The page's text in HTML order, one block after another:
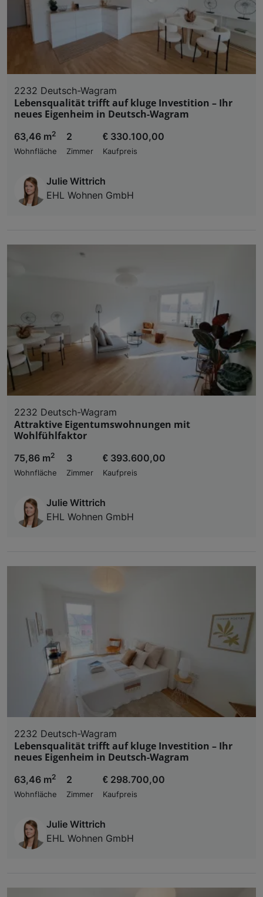
2232 Deutsch-Wagram
Lebensqualität trifft auf kluge Investition – Ihr
neues Eigenheim in Deutsch-Wagram
63,46 m2
Wohnfläche
2
Zimmer
€ 330.100,00
Kaufpreis
Julie Wittrich
EHL Wohnen GmbH
2232 Deutsch-Wagram
Attraktive Eigentumswohnungen mit
Wohlfühlfaktor
75,86 m2
Wohnfläche
3
Zimmer
€ 393.600,00
Kaufpreis
Julie Wittrich
EHL Wohnen GmbH
2232 Deutsch-Wagram
Lebensqualität trifft auf kluge Investition – Ihr
neues Eigenheim in Deutsch-Wagram
63,46 m2
Wohnfläche
2
Zimmer
€ 298.700,00
Kaufpreis
Julie Wittrich
EHL Wohnen GmbH